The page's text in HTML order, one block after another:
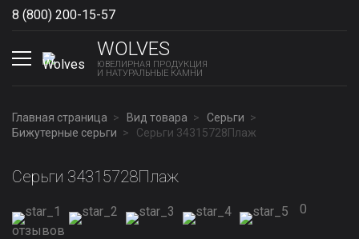
8 (800) 200-15-57
WOLVES
ЮВЕЛИРНАЯ ПРОДУКЦИЯ
И НАТУРАЛЬНЫЕ КАМНИ
Главная страница Вид товара
Серьги
Бижутерные серьги
Серьги 34315728Плаж
Серьги 34315728Плаж
0
отзывов